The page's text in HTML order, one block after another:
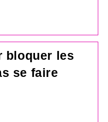
bloquer les
se faire